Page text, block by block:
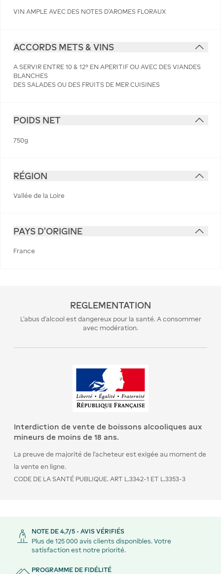
VIN AMPLE AVEC DES NOTES D'AROMES FLORAUX
ACCORDS METS & VINS
A SERVIR ENTRE 10 & 12° EN APERITIF OU AVEC DES VIANDES
BLANCHES
DES SALADES OU DES FRUITS DE MER CUISINES
POIDS NET
750g
RÉGION
Vallée de la Loire
PAYS D'ORIGINE
France
REGLEMENTATION
L’abus d’alcool est dangereux pour la santé. A consommer
avec modération.
Interdiction de vente de boissons alcooliques aux
mineurs de moins de 18 ans.
La preuve de majorité de l’acheteur est exigée au moment de
la vente en ligne.
CODE DE LA SANTÉ PUBLIQUE. ART L.3342-1 ET L.3353-3
NOTE DE 4,7/5 - AVIS VÉRIFIÉS
Plus de 125 000 avis clients disponibles. Votre
satisfaction est notre priorité.
PROGRAMME DE FIDÉLITÉ